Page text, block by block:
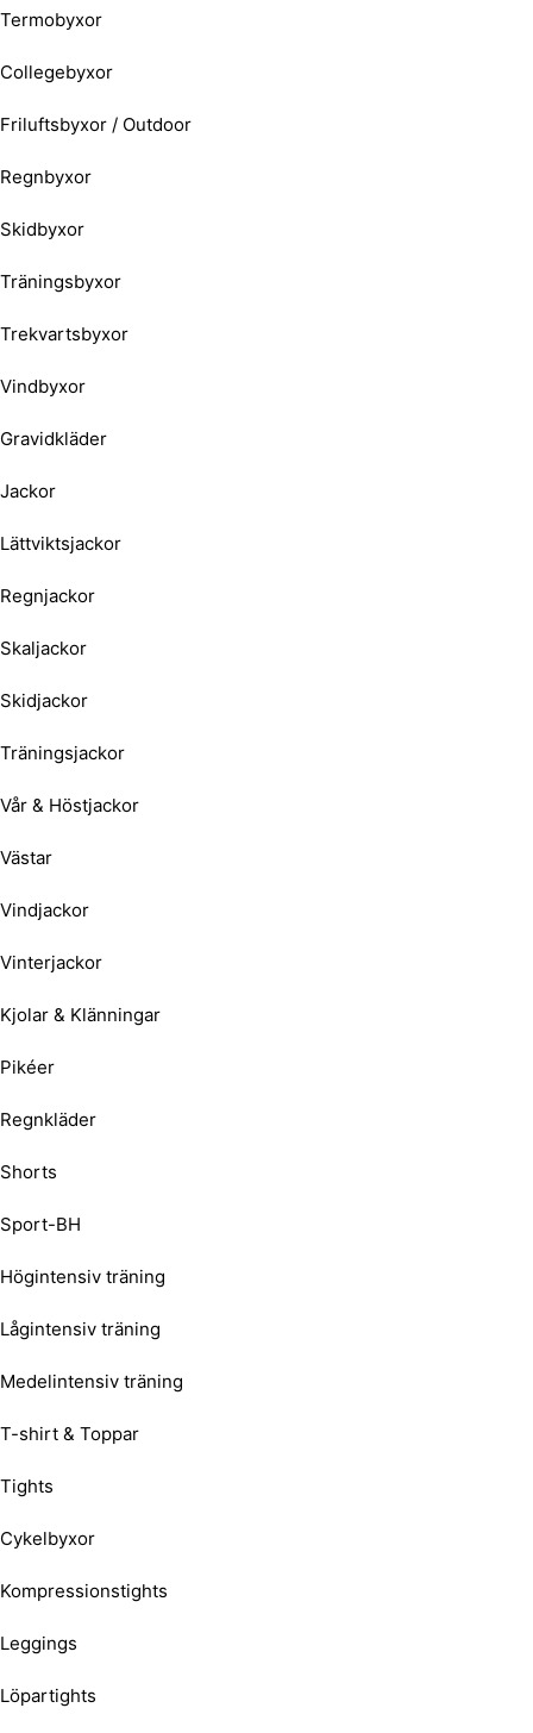
Termobyxor
Collegebyxor
Friluftsbyxor / Outdoor
Regnbyxor
Skidbyxor
Träningsbyxor
Trekvartsbyxor
Vindbyxor
Gravidkläder
Jackor
Lättviktsjackor
Regnjackor
Skaljackor
Skidjackor
Träningsjackor
Vår & Höstjackor
Västar
Vindjackor
Vinterjackor
Kjolar & Klänningar
Pikéer
Regnkläder
Shorts
Sport-BH
Högintensiv träning
Lågintensiv träning
Medelintensiv träning
T-shirt & Toppar
Tights
Cykelbyxor
Kompressionstights
Leggings
Löpartights